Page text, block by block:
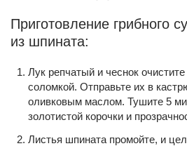
Приготовление грибного
из шпината:
Лук репчатый и чеснок
соломкой. Отправьте их в
оливковым маслом. Тушите 5
золотистой корочки и
Листья шпината промойте, и